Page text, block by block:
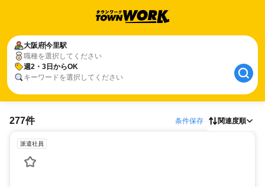
大阪府今里駅
職種を選択してください
週2・3日からOK
キーワードを選択してください
277件 条件保存 関連度順
派遣社員